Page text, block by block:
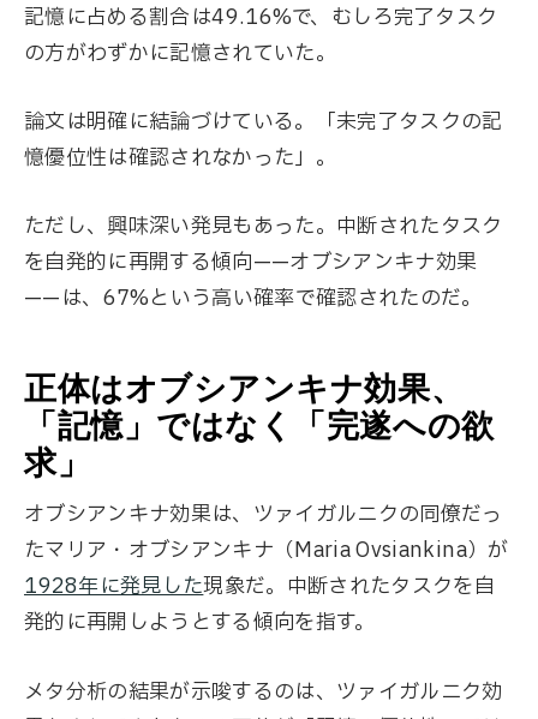
記憶に占める割合は49.16%で、むしろ完了タスク
の方がわずかに記憶されていた。
論文は明確に結論づけている。「未完了タスクの記
憶優位性は確認されなかった」。
ただし、興味深い発見もあった。中断されたタスク
を自発的に再開する傾向——オブシアンキナ効果
——は、67%という高い確率で確認されたのだ。
正体はオブシアンキナ効果、
「記憶」ではなく「完遂への欲
求」
オブシアンキナ効果は、ツァイガルニクの同僚だっ
たマリア・オブシアンキナ（Maria Ovsiankina）が
1928年に発見した現象だ。中断されたタスクを自
発的に再開しようとする傾向を指す。
メタ分析の結果が示唆するのは、ツァイガルニク効